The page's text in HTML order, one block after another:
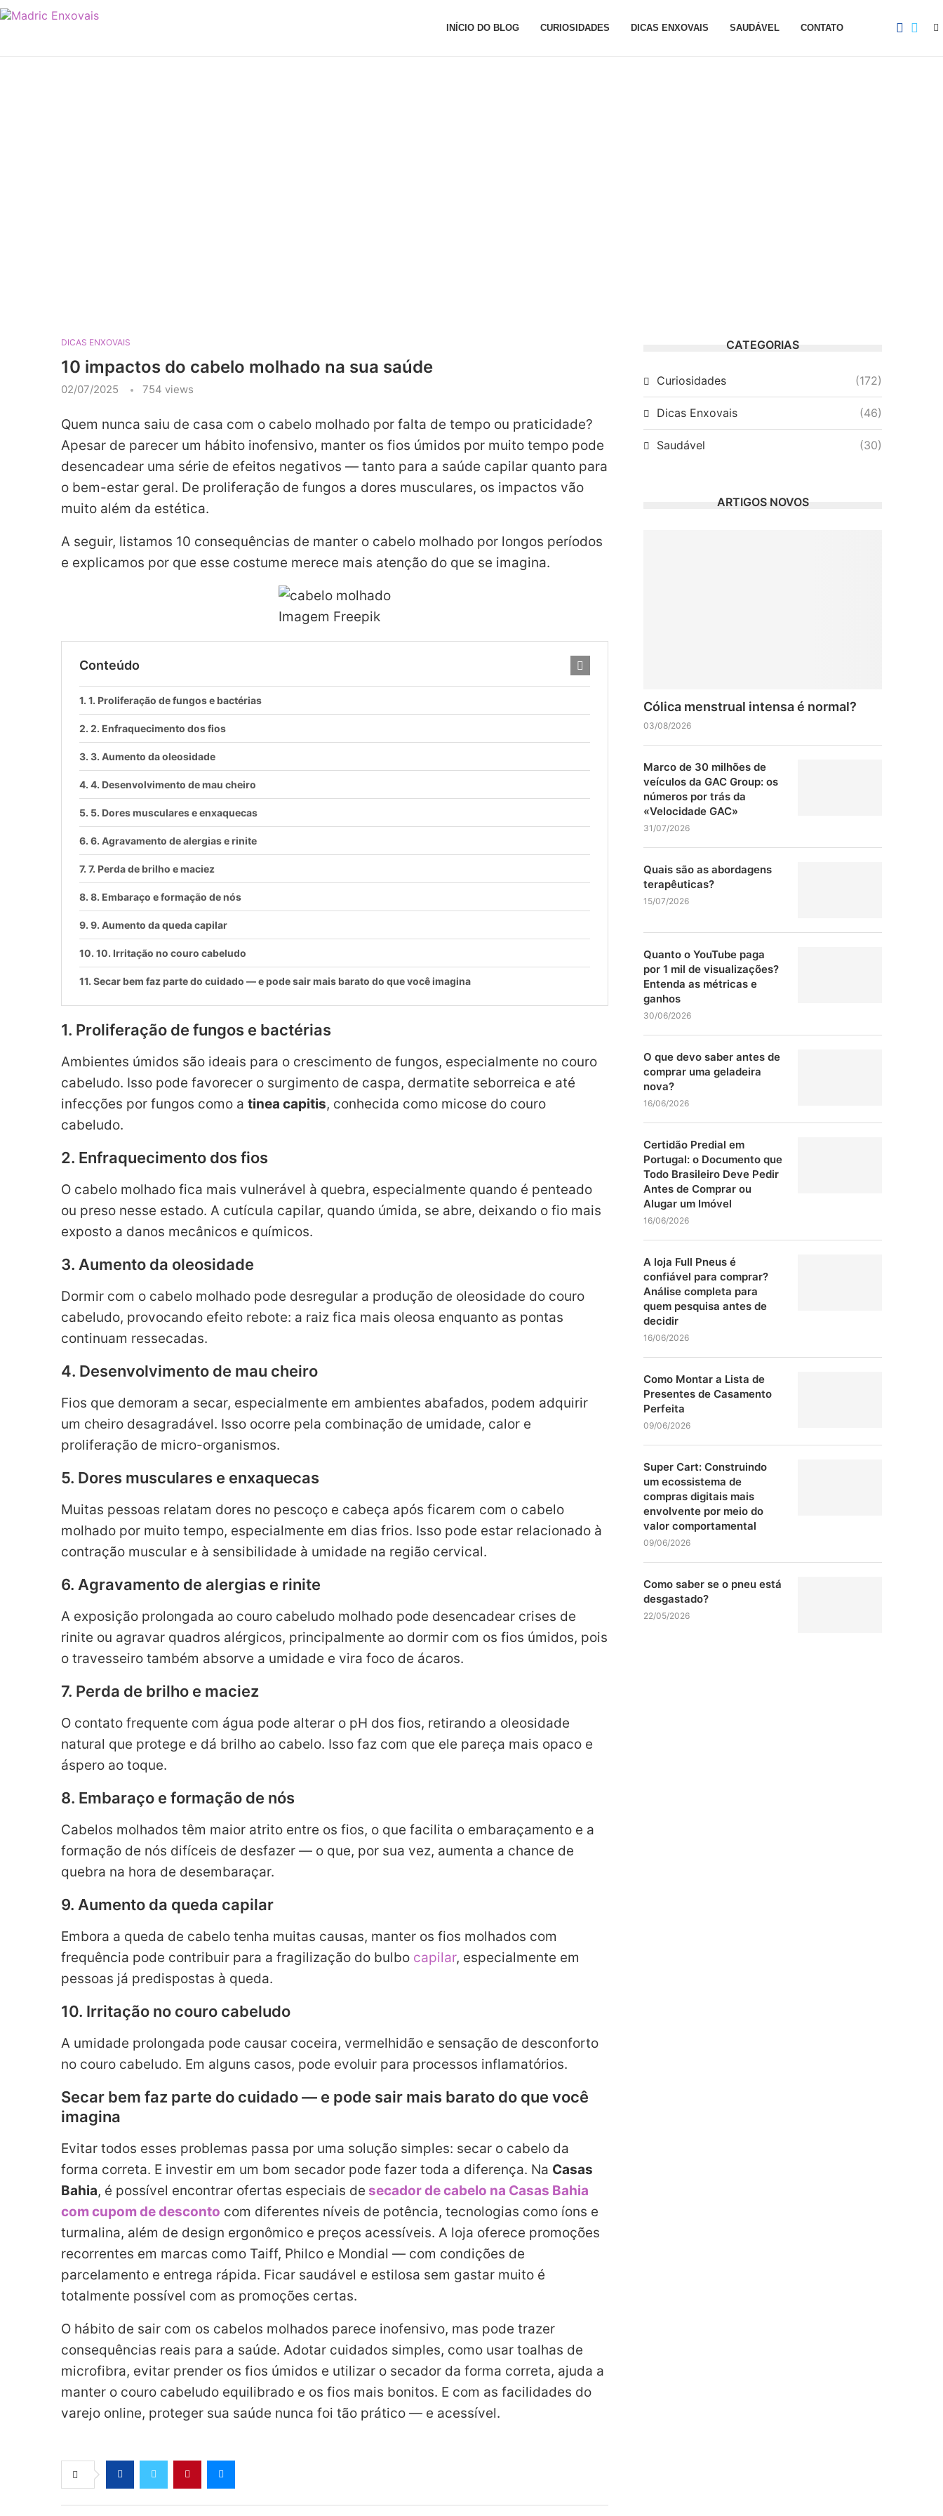
INÍCIO DO BLOG CURIOSIDADES DICAS ENXOVAIS SAUDÁVEL CONTATO
DICAS ENXOVAIS
10 impactos do cabelo molhado na sua saúde
02/07/2025 754 views
Quem nunca saiu de casa com o cabelo molhado por falta de tempo ou praticidade?
Apesar de parecer um hábito inofensivo, manter os fios úmidos por muito tempo pode
desencadear uma série de efeitos negativos — tanto para a saúde capilar quanto para
o bem-estar geral. De proliferação de fungos a dores musculares, os impactos vão
muito além da estética.
A seguir, listamos 10 consequências de manter o cabelo molhado por longos períodos
e explicamos por que esse costume merece mais atenção do que se imagina.
Imagem Freepik
Conteúdo
1. Proliferação de fungos e bactérias
2. Enfraquecimento dos fios
3. Aumento da oleosidade
4. Desenvolvimento de mau cheiro
5. Dores musculares e enxaquecas
6. Agravamento de alergias e rinite
7. Perda de brilho e maciez
8. Embaraço e formação de nós
9. Aumento da queda capilar
10. Irritação no couro cabeludo
Secar bem faz parte do cuidado — e pode sair mais barato do que você imagina
1. Proliferação de fungos e bactérias
Ambientes úmidos são ideais para o crescimento de fungos, especialmente no couro
cabeludo. Isso pode favorecer o surgimento de caspa, dermatite seborreica e até
infecções por fungos como a tinea capitis, conhecida como micose do couro
cabeludo.
2. Enfraquecimento dos fios
O cabelo molhado fica mais vulnerável à quebra, especialmente quando é penteado
ou preso nesse estado. A cutícula capilar, quando úmida, se abre, deixando o fio mais
exposto a danos mecânicos e químicos.
3. Aumento da oleosidade
Dormir com o cabelo molhado pode desregular a produção de oleosidade do couro
cabeludo, provocando efeito rebote: a raiz fica mais oleosa enquanto as pontas
continuam ressecadas.
4. Desenvolvimento de mau cheiro
Fios que demoram a secar, especialmente em ambientes abafados, podem adquirir
um cheiro desagradável. Isso ocorre pela combinação de umidade, calor e
proliferação de micro-organismos.
5. Dores musculares e enxaquecas
Muitas pessoas relatam dores no pescoço e cabeça após ficarem com o cabelo
molhado por muito tempo, especialmente em dias frios. Isso pode estar relacionado à
contração muscular e à sensibilidade à umidade na região cervical.
6. Agravamento de alergias e rinite
A exposição prolongada ao couro cabeludo molhado pode desencadear crises de
rinite ou agravar quadros alérgicos, principalmente ao dormir com os fios úmidos, pois
o travesseiro também absorve a umidade e vira foco de ácaros.
7. Perda de brilho e maciez
O contato frequente com água pode alterar o pH dos fios, retirando a oleosidade
natural que protege e dá brilho ao cabelo. Isso faz com que ele pareça mais opaco e
áspero ao toque.
8. Embaraço e formação de nós
Cabelos molhados têm maior atrito entre os fios, o que facilita o embaraçamento e a
formação de nós difíceis de desfazer — o que, por sua vez, aumenta a chance de
quebra na hora de desembaraçar.
9. Aumento da queda capilar
Embora a queda de cabelo tenha muitas causas, manter os fios molhados com
frequência pode contribuir para a fragilização do bulbo capilar, especialmente em
pessoas já predispostas à queda.
10. Irritação no couro cabeludo
A umidade prolongada pode causar coceira, vermelhidão e sensação de desconforto
no couro cabeludo. Em alguns casos, pode evoluir para processos inflamatórios.
Secar bem faz parte do cuidado — e pode sair mais barato do que você
imagina
Evitar todos esses problemas passa por uma solução simples: secar o cabelo da
forma correta. E investir em um bom secador pode fazer toda a diferença. Na Casas
Bahia, é possível encontrar ofertas especiais de secador de cabelo na Casas Bahia
com cupom de desconto com diferentes níveis de potência, tecnologias como íons e
turmalina, além de design ergonômico e preços acessíveis. A loja oferece promoções
recorrentes em marcas como Taiff, Philco e Mondial — com condições de
parcelamento e entrega rápida. Ficar saudável e estilosa sem gastar muito é
totalmente possível com as promoções certas.
O hábito de sair com os cabelos molhados parece inofensivo, mas pode trazer
consequências reais para a saúde. Adotar cuidados simples, como usar toalhas de
microfibra, evitar prender os fios úmidos e utilizar o secador da forma correta, ajuda a
manter o couro cabeludo equilibrado e os fios mais bonitos. E com as facilidades do
varejo online, proteger sua saúde nunca foi tão prático — e acessível.
CATEGORIAS
Curiosidades (172)
Dicas Enxovais (46)
Saudável (30)
ARTIGOS NOVOS
Cólica menstrual intensa é normal?
03/08/2026
Marco de 30 milhões de
veículos da GAC Group: os
números por trás da
«Velocidade GAC»
31/07/2026
Quais são as abordagens
terapêuticas?
15/07/2026
Quanto o YouTube paga
por 1 mil de visualizações?
Entenda as métricas e
ganhos
30/06/2026
O que devo saber antes de
comprar uma geladeira
nova?
16/06/2026
Certidão Predial em
Portugal: o Documento que
Todo Brasileiro Deve Pedir
Antes de Comprar ou
Alugar um Imóvel
16/06/2026
A loja Full Pneus é
confiável para comprar?
Análise completa para
quem pesquisa antes de
decidir
16/06/2026
Como Montar a Lista de
Presentes de Casamento
Perfeita
09/06/2026
Super Cart: Construindo
um ecossistema de
compras digitais mais
envolvente por meio do
valor comportamental
09/06/2026
Como saber se o pneu está
desgastado?
22/05/2026